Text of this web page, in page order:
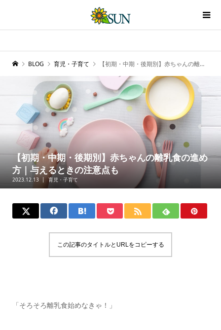
BLOG 育児・子育て 【初期・中期・後期別】赤ちゃんの離乳食の進め方｜与えるときの注意点も
【初期・中期・後期別】赤ちゃんの離乳食の進め
方｜与えるときの注意点も
2023.12.13 育児・子育て
この記事のタイトルとURLをコピーする
「そろそろ離乳食始めなきゃ！」